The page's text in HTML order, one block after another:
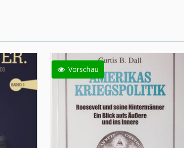
Vorschau